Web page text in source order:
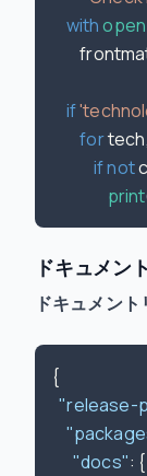
with open
if
for
ifnot
print
ドキュメン
ドキュメント
{
"release-
"docs": {